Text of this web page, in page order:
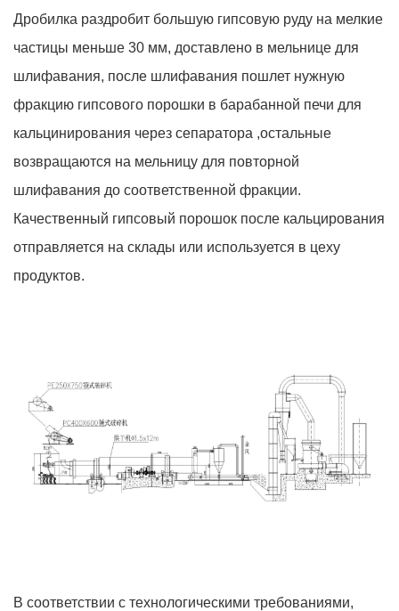
Дробилка раздробит большую гипсовую руду на мелкие
частицы меньше 30 мм, доставлено в мельнице для
шлифавания, после шлифавания пошлет нужную
фракцию гипсового порошки в барабанной печи для
кальцинирования через сепаратора ,остальные
возвращаются на мельницу для повторной
шлифавания до соответственной фракции.
Качественный гипсовый порошок после кальцирования
отправляется на склады или используется в цеху
продуктов.
В соответствии с технологическими требованиями,